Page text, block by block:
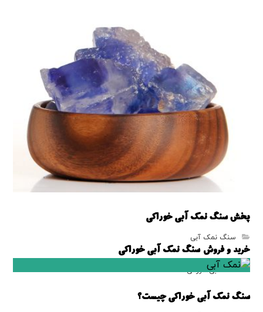
پخش سنگ نمک آبی خوراکی
سنگ نمک آبی
خرید و فروش سنگ نمک آبی خوراکی
نمک آبی خوراکی
سنگ نمک آبی خوراکی چیست؟